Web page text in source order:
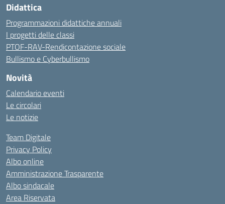
Didattica
Programmazioni didattiche annuali
I progetti delle classi
PTOF-RAV-Rendicontazione sociale
Bullismo e Cyberbullismo
Novità
Calendario eventi
Le circolari
Le notizie
Team Digitale
Privacy Policy
Albo online
Amministrazione Trasparente
Albo sindacale
Area Riservata